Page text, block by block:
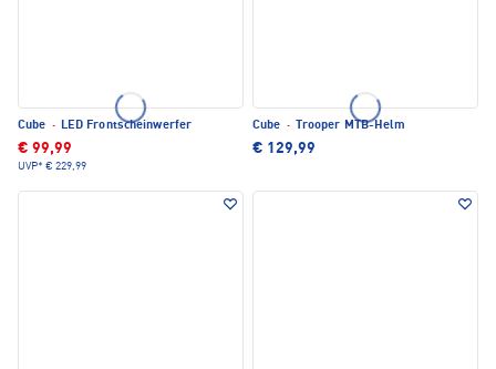
Cube · LED Frontscheinwerfer
€ 99,99
UVP* € 229,99
Cube · Trooper MTB-Helm
€ 129,99